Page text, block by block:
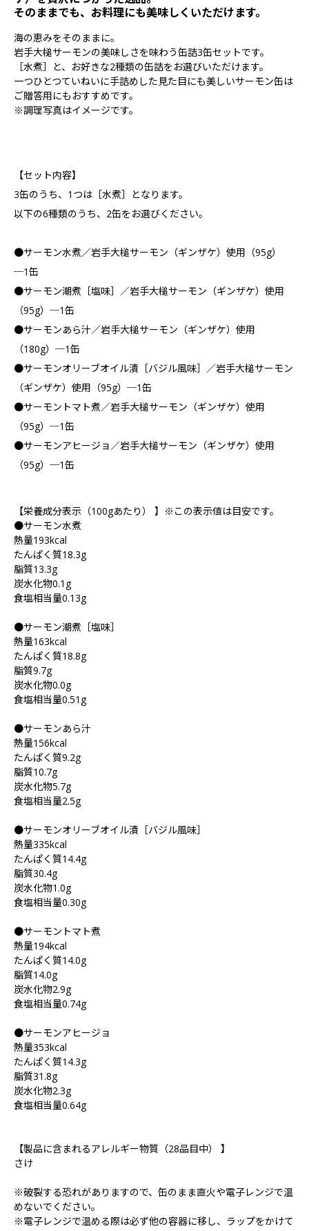
そのままでも、お料理にも美味しくいただけます。
海の恵みをそのままに。
岩手大槌サーモンの美味しさを味わう缶詰3缶セットです。
［水煮］と、お好きな2種類の缶詰をお選びいただけます。
一つひとつていねいに手詰めした見た目にも美しいサーモン缶は
ご贈答用にもおすすめです。
※調理写真はイメージです。
【セット内容】
3缶のうち、1つは［水煮］となります。
以下の6種類のうち、2缶をお選びください。
●サーモン水煮／岩手大槌サーモン（ギンザケ）使用（95g）
─1缶
●サーモン潮煮［塩味］／岩手大槌サーモン（ギンザケ）使用
（95g）─1缶
●サーモンあら汁／岩手大槌サーモン（ギンザケ）使用
（180g）─1缶
●サーモンオリーブオイル漬［バジル風味］／岩手大槌サーモン
（ギンザケ）使用（95g）─1缶
●サーモントマト煮／岩手大槌サーモン（ギンザケ）使用
（95g）─1缶
●サーモンアヒージョ／岩手大槌サーモン（ギンザケ）使用
（95g）─1缶
【栄養成分表示（100gあたり） 】※この表示値は目安です。
●サーモン水煮
熱量193kcal
たんぱく質18.3g
脂質13.3g
炭水化物0.1g
食塩相当量0.13g
●サーモン潮煮［塩味］
熱量163kcal
たんぱく質18.8g
脂質9.7g
炭水化物0.0g
食塩相当量0.51g
●サーモンあら汁
熱量156kcal
たんぱく質9.2g
脂質10.7g
炭水化物5.7g
食塩相当量2.5g
●サーモンオリーブオイル漬［バジル風味］
熱量335kcal
たんぱく質14.4g
脂質30.4g
炭水化物1.0g
食塩相当量0.30g
●サーモントマト煮
熱量194kcal
たんぱく質14.0g
脂質14.0g
炭水化物2.9g
食塩相当量0.74g
●サーモンアヒージョ
熱量353kcal
たんぱく質14.3g
脂質31.8g
炭水化物2.3g
食塩相当量0.64g
【製品に含まれるアレルギー物質（28品目中） 】
さけ
※破裂する恐れがありますので、缶のまま直火や電子レンジで温
めないでください。
※電子レンジで温める際は必ず他の容器に移し、ラップをかけて